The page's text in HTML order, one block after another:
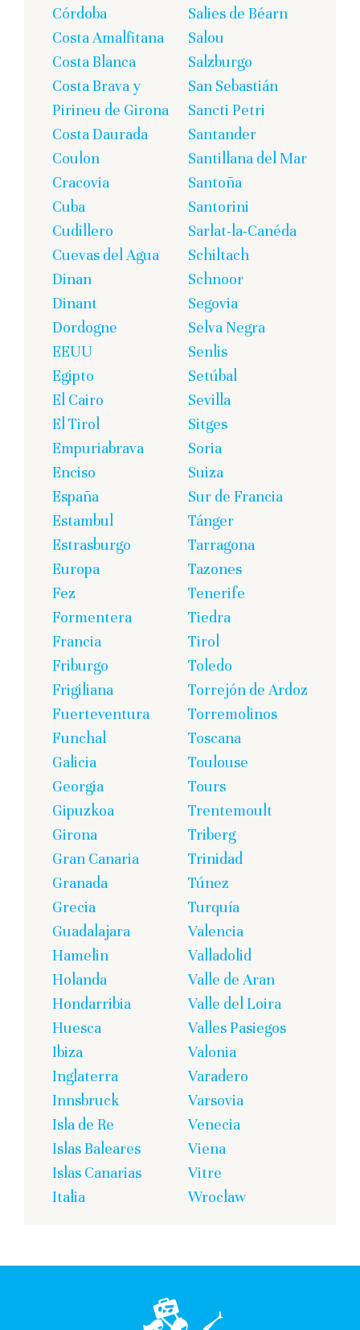
Córdoba
Costa Amalfitana
Costa Blanca
Costa Brava y
Pirineu de Girona
Costa Daurada
Coulon
Cracovia
Cuba
Cudillero
Cuevas del Agua
Dinan
Dinant
Dordogne
EEUU
Egipto
El Cairo
El Tirol
Empuriabrava
Enciso
España
Estambul
Estrasburgo
Europa
Fez
Formentera
Francia
Friburgo
Frigiliana
Fuerteventura
Funchal
Galicia
Georgia
Gipuzkoa
Girona
Gran Canaria
Granada
Grecia
Guadalajara
Hamelin
Holanda
Hondarribia
Huesca
Ibiza
Inglaterra
Innsbruck
Isla de Re
Islas Baleares
Islas Canarias
Italia
Salies de Béarn
Salou
Salzburgo
San Sebastián
Sancti Petri
Santander
Santillana del Mar
Santoña
Santorini
Sarlat-la-Canéda
Schiltach
Schnoor
Segovia
Selva Negra
Senlis
Setúbal
Sevilla
Sitges
Soria
Suiza
Sur de Francia
Tánger
Tarragona
Tazones
Tenerife
Tiedra
Tirol
Toledo
Torrejón de Ardoz
Torremolinos
Toscana
Toulouse
Tours
Trentemoult
Triberg
Trinidad
Túnez
Turquía
Valencia
Valladolid
Valle de Aran
Valle del Loira
Valles Pasiegos
Valonia
Varadero
Varsovia
Venecia
Viena
Vitre
Wroclaw